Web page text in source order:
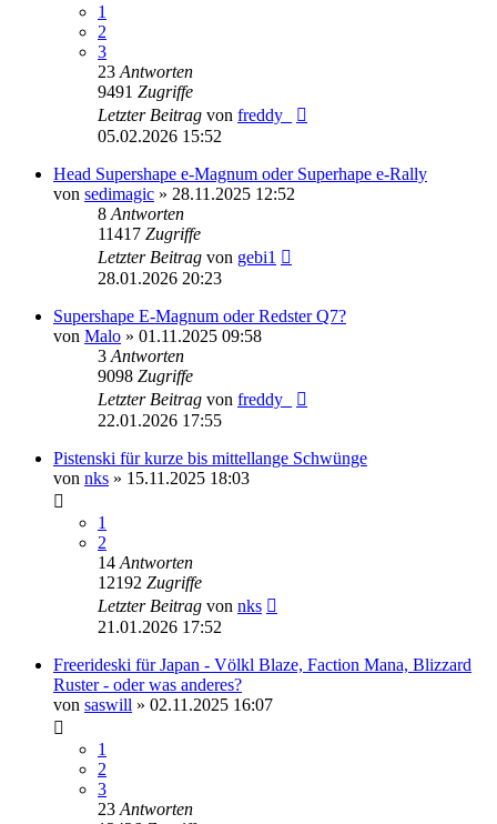
1
2
3
23 Antworten
9491 Zugriffe
Letzter Beitrag von freddy_
05.02.2026 15:52
Head Supershape e-Magnum oder Superhape e-Rally
von sedimagic » 28.11.2025 12:52
8 Antworten
11417 Zugriffe
Letzter Beitrag von gebi1
28.01.2026 20:23
Supershape E-Magnum oder Redster Q7?
von Malo » 01.11.2025 09:58
3 Antworten
9098 Zugriffe
Letzter Beitrag von freddy_
22.01.2026 17:55
Pistenski für kurze bis mittellange Schwünge
von nks » 15.11.2025 18:03
1
2
14 Antworten
12192 Zugriffe
Letzter Beitrag von nks
21.01.2026 17:52
Freerideski für Japan - Völkl Blaze, Faction Mana, Blizzard
Ruster - oder was anderes?
von saswill » 02.11.2025 16:07
1
2
3
23 Antworten